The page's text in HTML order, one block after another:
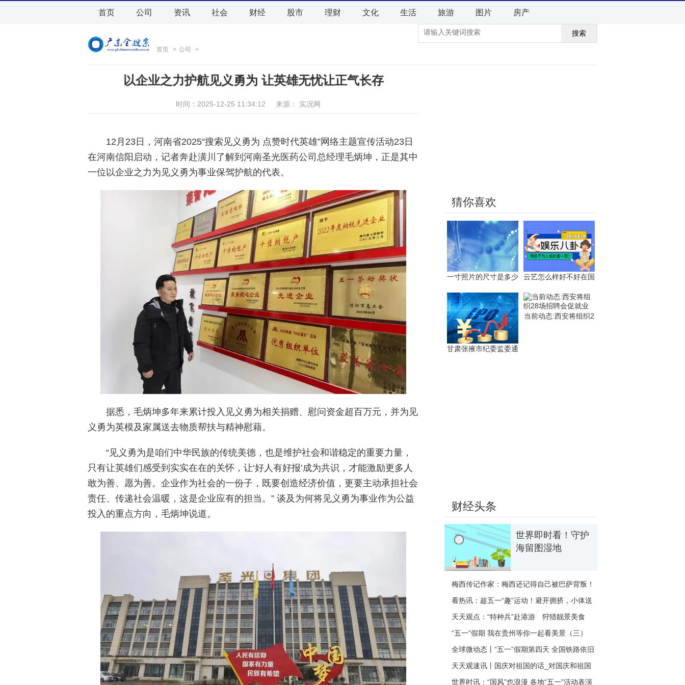
首页 公司 资讯 社会 财经 股市 理财 文化 生活 旅游 图片 房产
首页 > 公司 >
搜索
以企业之力护航见义勇为 让英雄无忧让正气长存
时间：2025-12-25 11:34:12 来源： 实况网
12月23日，河南省2025“搜索见义勇为 点赞时代英雄”网络主题宣传活动23日
在河南信阳启动，记者奔赴潢川了解到河南圣光医药公司总经理毛炳坤，正是其中
一位以企业之力为见义勇为事业保驾护航的代表。
据悉，毛炳坤多年来累计投入见义勇为相关捐赠、慰问资金超百万元，并为见
义勇为英模及家属送去物质帮扶与精神慰藉。
“见义勇为是咱们中华民族的传统美德，也是维护社会和谐稳定的重要力量，
只有让英雄们感受到实实在在的关怀，让‘好人有好报’成为共识，才能激励更多人
敢为善、愿为善。企业作为社会的一份子，既要创造经济价值，更要主动承担社会
责任、传递社会温暖，这是企业应有的担当。” 谈及为何将见义勇为事业作为公益
投入的重点方向，毛炳坤说道。
猜你喜欢
一寸照片的尺寸是多少 云艺怎么样好不好在国
甘肃张掖市纪委监委通
当前动态:西安将组织2
财经头条
世界即时看！守护
海留图湿地
梅西传记作家：梅西还记得自己被巴萨背叛！
他不会回
看热讯：趁五一“趣”运动！避开拥挤，小体送
上8条
天天观点：“特种兵”赴港游 狩猎靓景美食
“五一”假期 我在贵州等你一起看美景（三）
全球微动态丨“五一”假期第四天 全国铁路依旧
保持
天天观速讯丨国庆对祖国的话_对国庆和祖国
的赞美文
世界时讯：“国风”也浪漫 各地“五一”活动表演